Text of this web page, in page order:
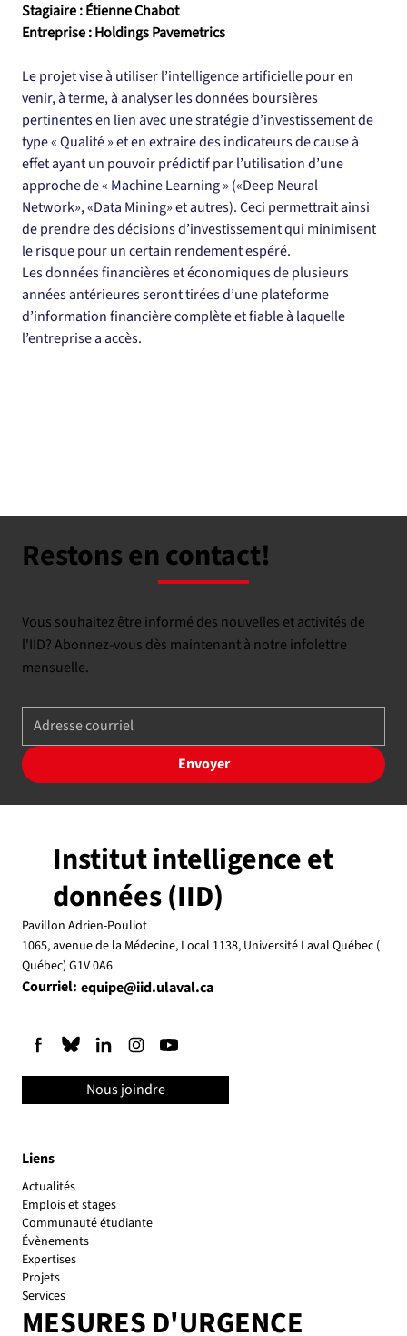
Stagiaire : Étienne Chabot
Entreprise : Holdings Pavemetrics
Le projet vise à utiliser l’intelligence artificielle pour en
venir, à terme, à analyser les données boursières
pertinentes en lien avec une stratégie d’investissement de
type « Qualité » et en extraire des indicateurs de cause à
effet ayant un pouvoir prédictif par l’utilisation d’une
approche de « Machine Learning » («Deep Neural
Network», «Data Mining» et autres). Ceci permettrait ainsi
de prendre des décisions d’investissement qui minimisent
le risque pour un certain rendement espéré.
Les données financières et économiques de plusieurs
années antérieures seront tirées d’une plateforme
d’information financière complète et fiable à laquelle
l’entreprise a accès.
Restons en contact!
Vous souhaitez être informé des nouvelles et activités de
l'IID? Abonnez-vous dès maintenant à notre infolettre
mensuelle.
Envoyer
Liens
Actualités
Emplois et stages
Communauté étudiante
Évènements
Expertises
Projets
Services
MESURES D'URGENCE
Institut intelligence et
données (IID)
Pavillon Adrien-Pouliot
1065, avenue de la Médecine, Local 1138, Université Laval Québec (
Québec) G1V 0A6
Courriel: equipe@iid.ulaval.ca
Nous joindre